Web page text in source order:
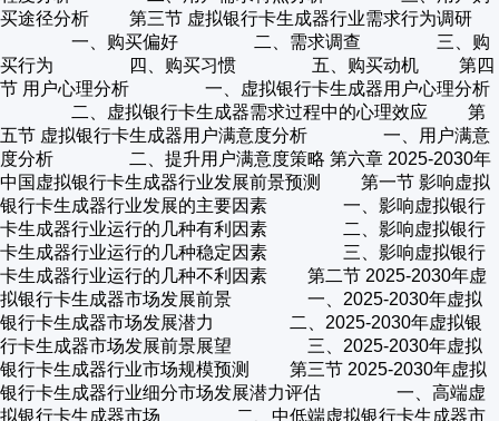
买途径分析 第三节 虚拟银行卡生成器行业需求行为调研
一、购买偏好 二、需求调查 三、购
买行为 四、购买习惯 五、购买动机 第四
节 用户心理分析 一、虚拟银行卡生成器用户心理分析
二、虚拟银行卡生成器需求过程中的心理效应 第
五节 虚拟银行卡生成器用户满意度分析 一、用户满意
度分析 二、提升用户满意度策略 第六章 2025-2030年
中国虚拟银行卡生成器行业发展前景预测 第一节 影响虚拟
银行卡生成器行业发展的主要因素 一、影响虚拟银行
卡生成器行业运行的几种有利因素 二、影响虚拟银行
卡生成器行业运行的几种稳定因素 三、影响虚拟银行
卡生成器行业运行的几种不利因素 第二节 2025-2030年虚
拟银行卡生成器市场发展前景 一、2025-2030年虚拟
银行卡生成器市场发展潜力 二、2025-2030年虚拟银
行卡生成器市场发展前景展望 三、2025-2030年虚拟
银行卡生成器行业市场规模预测 第三节 2025-2030年虚拟
银行卡生成器行业细分市场发展潜力评估 一、高端虚
拟银行卡生成器市场 二、中低端虚拟银行卡生成器市